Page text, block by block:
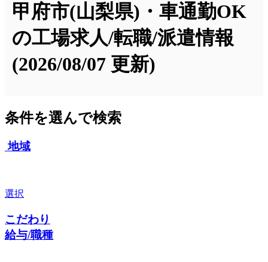
甲府市(山梨県)・車通勤OK
の工場求人/転職/派遣情報
(2026/08/07 更新)
条件を選んで検索
地域
選択
こだわり
給与/職種